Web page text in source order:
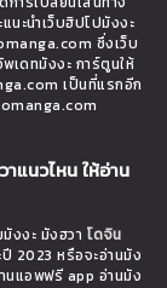
ะนำเว็บฮิปโปมังงะ
ซึ่งเว็บ
เดทมังงะ การ์ตูนให้
เป็นที่แรกอีก
แนวไหน ให้อ่าน
งงะ มังฮวา โดจิน
2023 หรือจะอ่านมัง
นแอพฟรี app อ่านมัง